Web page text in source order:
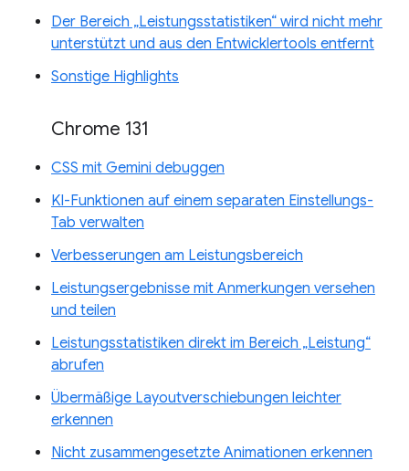
Der Bereich „Leistungsstatistiken“ wird nicht mehr
unterstützt und aus den Entwicklertools entfernt
Sonstige Highlights
Chrome 131
CSS mit Gemini debuggen
KI-Funktionen auf einem separaten Einstellungs-
Tab verwalten
Verbesserungen am Leistungsbereich
Leistungsergebnisse mit Anmerkungen versehen
und teilen
Leistungsstatistiken direkt im Bereich „Leistung“
abrufen
Übermäßige Layoutverschiebungen leichter
erkennen
Nicht zusammengesetzte Animationen erkennen